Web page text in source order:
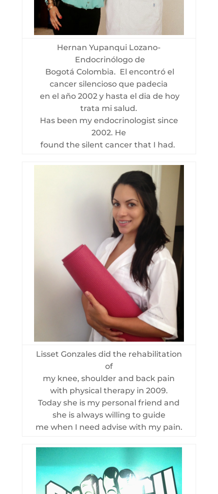
Hernan Yupanqui Lozano-
Endocrinólogo de
Bogotá Colombia. El encontró el
cancer silencioso que padecia
en el año 2002 y hasta el dia de hoy
trata mi salud.
Has been my endocrinologist since
2002. He
found the silent cancer that I had.
Lisset Gonzales did the rehabilitation
of
my knee, shoulder and back pain
with physical therapy in 2009.
Today she is my personal friend and
she is always willing to guide
me when I need advise with my pain.